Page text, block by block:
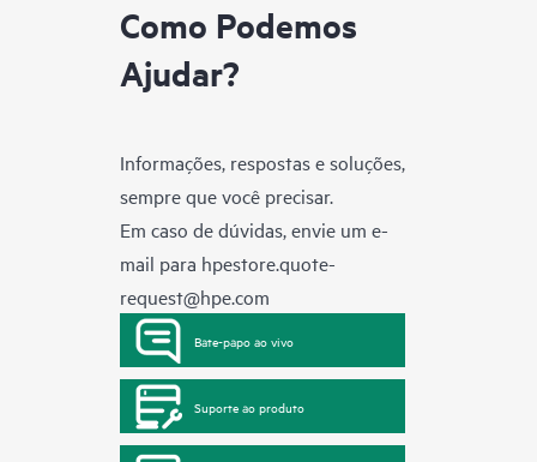
Como Podemos
Ajudar?
Informações, respostas e soluções,
sempre que você precisar.
Em caso de dúvidas, envie um e-
mail para hpestore.quote-
request@hpe.com
Bate-papo ao vivo
Suporte ao produto